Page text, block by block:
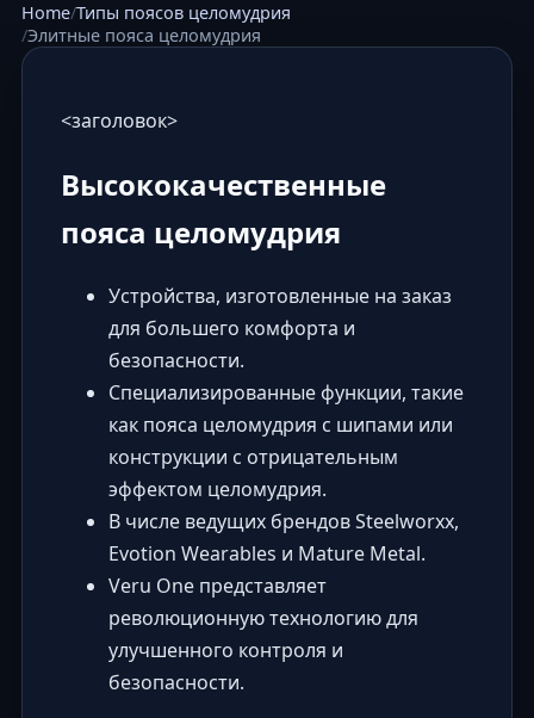
Home Типы поясов целомудрия
Элитные пояса целомудрия
<заголовок>
Высококачественные
пояса целомудрия
Устройства, изготовленные на заказ
для большего комфорта и
безопасности.
Специализированные функции, такие
как пояса целомудрия с шипами или
конструкции с отрицательным
эффектом целомудрия.
В числе ведущих брендов Steelworxx,
Evotion Wearables и Mature Metal.
Veru One представляет
революционную технологию для
улучшенного контроля и
безопасности.